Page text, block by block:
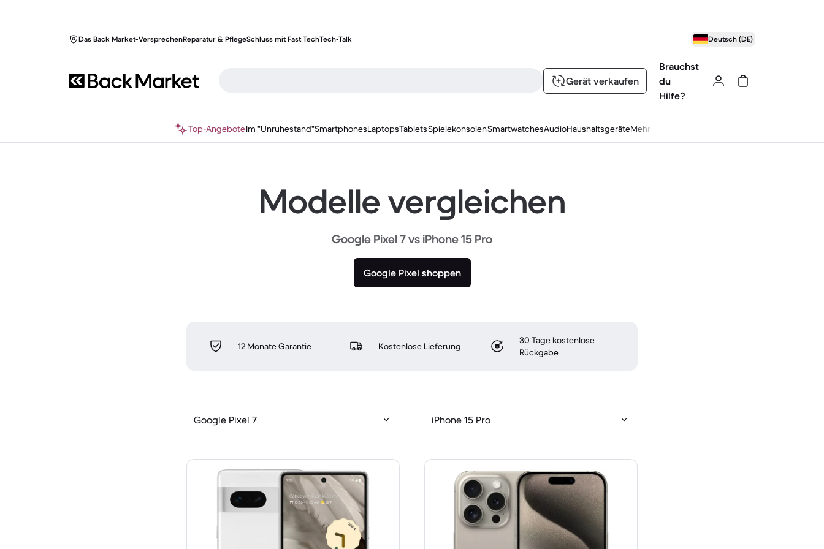
Das Back Market-VersprechenReparatur & PflegeSchluss mit Fast TechTech-Talk Deutsch (DE)
Gerät verkaufen
Brauchst
du
Hilfe?
Top-AngeboteIm "Unruhestand"SmartphonesLaptopsTabletsSpielekonsolenSmartwatchesAudioHaushaltsgeräteMehr
Modelle vergleichen
Google Pixel 7 vs iPhone 15 Pro
Google Pixel shoppen
12 Monate Garantie Kostenlose Lieferung
30 Tage kostenlose
Rückgabe
Google Pixel 7 iPhone 15 Pro